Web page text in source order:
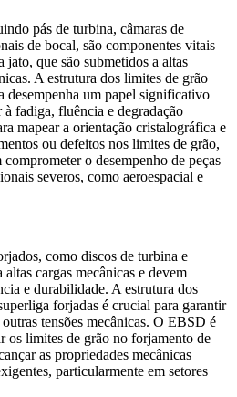
pás de turbina, câmaras de
de bocal, são componentes vitais
jato, que são submetidos a altas
A estrutura dos limites de grão
desempenha um papel significativo
à fadiga, fluência e degradação
mapear a orientação cristalográfica e
ou defeitos nos limites de grão,
o desempenho de peças
severos, como aeroespacial e
como discos de turbina e
cargas mecânicas e devem
e durabilidade. A estrutura dos
forjadas é crucial para garantir
tensões mecânicas. O EBSD é
os limites de grão no forjamento de
as propriedades mecânicas
particularmente em setores